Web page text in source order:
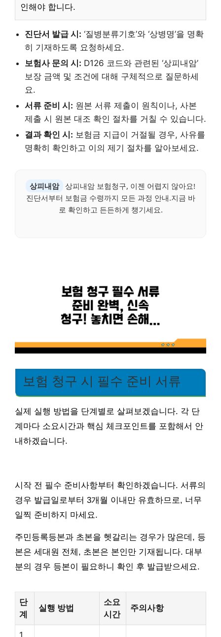
인해야 합니다.
진단서 발급 시: ‘질병분류기호’와 ‘상병명’을 명확
히 기재하도록 요청하세요.
보험사 문의 시: D126 코드와 관련된 ‘상피내암’
보장 금액 및 조건에 대해 구체적으로 질문하세
요.
서류 준비 시: 원본 서류 제출이 원칙이나, 사본
제출 시 원본 대조 확인 절차를 거칠 수 있습니다.
결과 확인 시: 보험금 지급이 거절될 경우, 사유를
명확히 확인하고 이의 제기 절차를 알아보세요.
상피내암 상피내암 보험청구, 이젠 어렵지 않아요!
진단서부터 보험금 수령까지 모든 과정 안내.지금 바
로 확인하고 든든하게 챙기세요.
보험 청구 시 필수 준비 서류
실제 실행 방법을 단계별로 살펴보겠습니다. 각 단
계마다 소요시간과 핵심 체크포인트를 포함해서 안
내하겠습니다.
시작 전 필수 준비사항부터 확인하겠습니다. 서류의
경우 발급일로부터 3개월 이내만 유효하므로, 너무
일찍 준비하지 마세요.
주민등록등본과 초본을 헷갈리는 경우가 많은데, 등
본은 세대원 전체, 초본은 본인만 기재됩니다. 대부
분의 경우 등본이 필요하니 확인 후 발급받으세요.
단
계
실행 방법
소요
시간
주의사항